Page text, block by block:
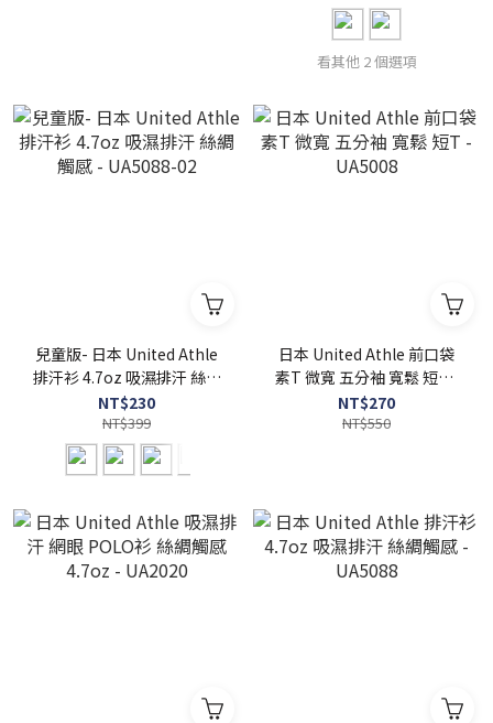
看其他 2 個選項
兒童版- 日本 United Athle
排汗衫 4.7oz 吸濕排汗 絲綢
觸感 - UA5088-02
NT$230
NT$399
日本 United Athle 前口袋
素T 微寬 五分袖 寬鬆 短T -
UA5008
NT$270
NT$550